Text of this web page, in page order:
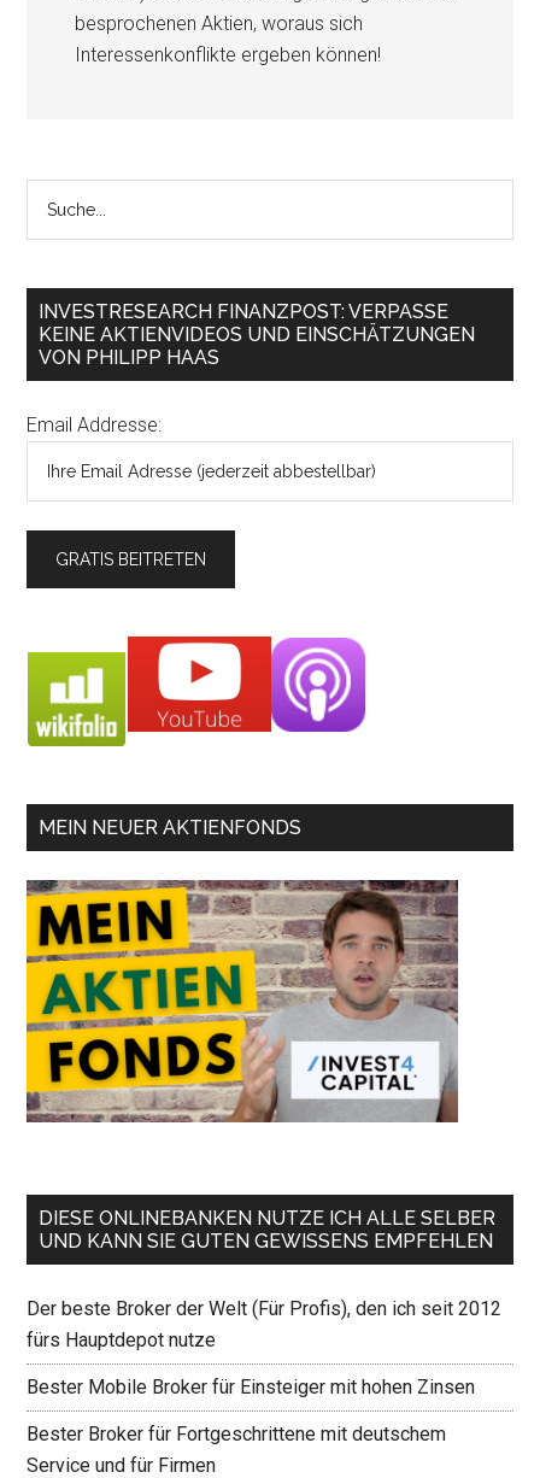
besprochenen Aktien, woraus sich
Interessenkonflikte ergeben können!
INVESTRESEARCH FINANZPOST: VERPASSE
KEINE AKTIENVIDEOS UND EINSCHÄTZUNGEN
VON PHILIPP HAAS
Email Addresse:
MEIN NEUER AKTIENFONDS
DIESE ONLINEBANKEN NUTZE ICH ALLE SELBER
UND KANN SIE GUTEN GEWISSENS EMPFEHLEN
Der beste Broker der Welt (Für Profis), den ich seit 2012
fürs Hauptdepot nutze
Bester Mobile Broker für Einsteiger mit hohen Zinsen
Bester Broker für Fortgeschrittene mit deutschem
Service und für Firmen